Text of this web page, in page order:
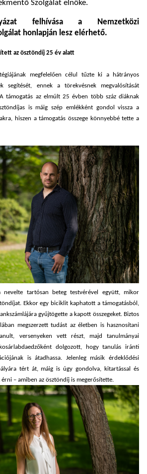
Szolgálat elnöke.
felhívása a Nemzetközi
honlapján lesz elérhető.
az ösztöndíj 25 év alatt
megfelelően célul tűzte ki a hátrányos
segítését, ennek a törekvésnek megvalósítását
támogatás az elmúlt 25 évben több száz diáknak
is máig szép emlékként gondol vissza a
hiszen a támogatás összege könnyebbé tette a
nevelte tartósan beteg testvérével együtt, mikor
Ekkor egy biciklit kaphatott a támogatásból,
gyűjtögette a kapott összegeket. Biztos
megszerzett tudást az életben is hasznosítani
versenyeken vett részt, majd tanulmányai
dolgozott, hogy tanulás iránti
is átadhassa. Jelenleg másik érdeklődési
tért át, máig is úgy gondolva, kitartással és
– amiben az ösztöndíj is megerősítette.